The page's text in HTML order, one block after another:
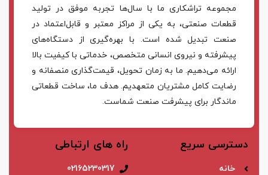
مجموعه تراشکاری ما با سال‌ها تجربه موفق در تولید
قطعات صنعتی، به یکی از مراکز معتبر و قابل‌اعتماد در
صنعت تبدیل شده است. با بهره‌گیری از دستگاه‌های
پیشرفته و نیروی انسانی متخصص، خدماتی با کیفیت بالا
ارائه می‌دهیم. ما به زمان تحویل، قیمت‌گذاری منصفانه و
رضایت کامل مشتریان متعهدیم. هدف ما، ساخت قطعاتی
ماندگار برای پیشرفت صنعت شماست.
دسترسی سریع
خانه
راه های ارتباطی
02165230317